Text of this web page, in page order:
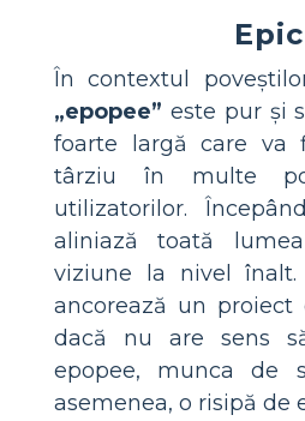
Epic
În contextul
„epopee” este pur și
foarte largă care va
târziu în multe
utilizatorilor.
aliniază toată
viziune la nivel înalt.
ancorează un
dacă nu are sens
epopee, munca de
asemenea, o risipă de